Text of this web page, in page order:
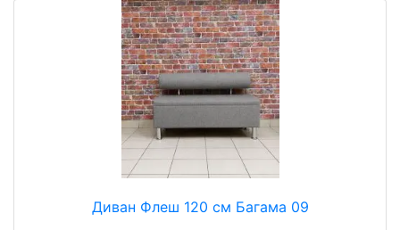
Диван Флеш 120 см Багама 09